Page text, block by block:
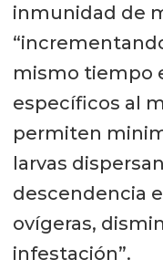
inmunidad de
mismo tiempo
específicos al
permiten
larvas
descendencia
ovígeras,
infestación”.